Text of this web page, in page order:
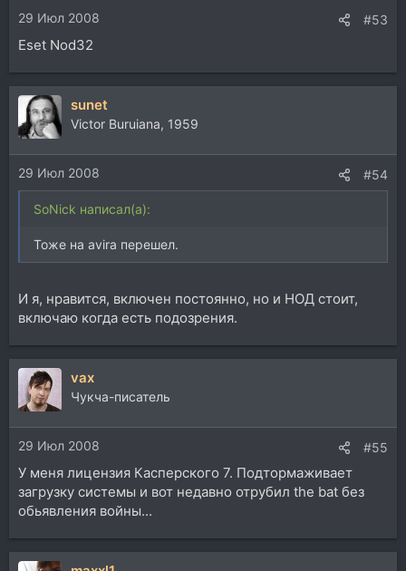
29 Июл 2008 #53
Eset Nod32
sunet
Victor Buruiana, 1959
29 Июл 2008 #54
SoNick написал(а):
Тоже на avira перешел.
И я, нравится, включен постоянно, но и НОД стоит,
включаю когда есть подозрения.
vax
Чукча-писатель
29 Июл 2008 #55
У меня лицензия Касперского 7. Подтормаживает
загрузку системы и вот недавно отрубил the bat без
обьявления войны...